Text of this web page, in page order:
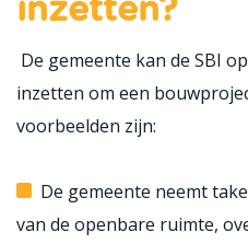
inzetten?
De gemeente kan de SBI
inzetten om een
voorbeelden zijn:
De gemeente neemt
van de openbare ruimte,